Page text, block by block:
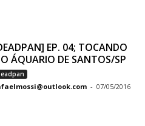
EP. 04; TOCANDO
ÁQUARIO DE SANTOS/SP
- 07/05/2016